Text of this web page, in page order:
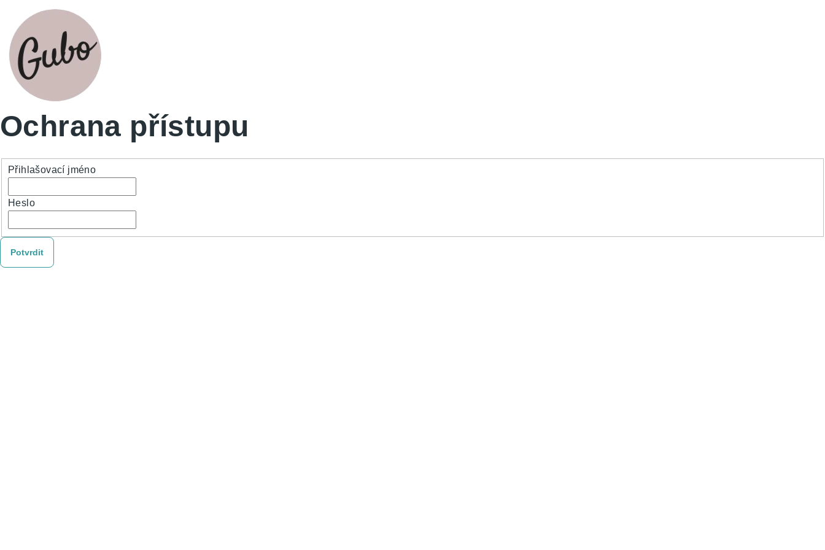
Ochrana přístupu
Přihlašovací jméno
Heslo
Potvrdit